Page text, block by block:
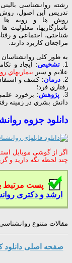
رشته روانشناسی
تدریس این اصول، روش
روش ها و رویه ها
ناسازگاریها،
شناختی، اجتماعی و
مراجعان کاربرد دارند.
به طور کلی روانشناسان
1.
تشخیص: ایجاد و
علایم و سیر بیماریهاي
2.
درمان: کشف و
رفتاري فرد؛
3.
پژوهش: برخورد
دانش بشري در زمینه
دانلود جزوه
اگر از گوشی موبایل
چند لحظه نگه دارید و
پست مرتبط
ارشد و دکتری
مقالات متنوع
صفحه اصلی دانلود